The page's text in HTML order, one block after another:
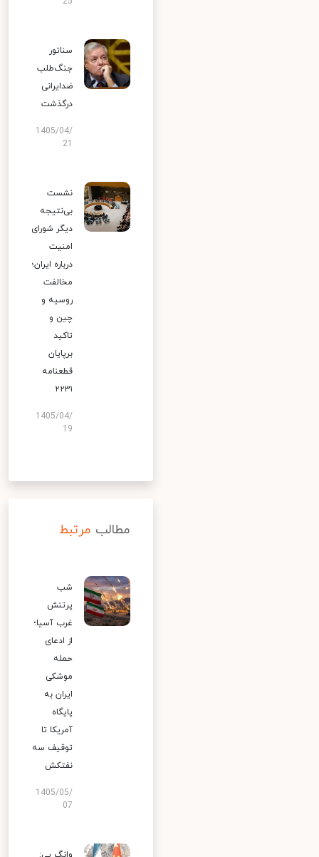
سناتور
جنگ‌طلب
ضدایرانی
درگذشت
1405/04/
نشست
بی‌نتیجه
دیگر شورای
امنیت
درباره ایران؛
مخالفت
روسیه و
چین و
تاکید
برپایان
قطعنامه
۲۲۳۱
1405/04/
19
مطالب مرتبط
شب
پرتنش
غرب آسیا؛
از ادعای
حمله
موشکی
ایران به
پایگاه
آمریکا تا
توقیف سه
نفتکش
1405/05/
07